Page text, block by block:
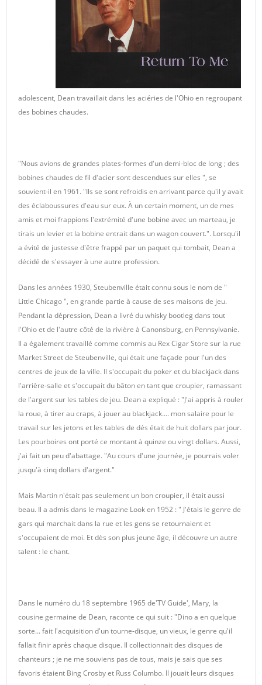
adolescent, Dean travaillait dans les aciéries de l'Ohio en regroupant
des bobines chaudes.
"Nous avions de grandes plates-formes d'un demi-bloc de long ; des
bobines chaudes de fil d'acier sont descendues sur elles ", se
souvient-il en 1961. "Ils se sont refroidis en arrivant parce qu'il y avait
des éclaboussures d'eau sur eux. À un certain moment, un de mes
amis et moi frappions l'extrémité d'une bobine avec un marteau, je
tirais un levier et la bobine entrait dans un wagon couvert.". Lorsqu'il
a évité de justesse d'être frappé par un paquet qui tombait, Dean a
décidé de s'essayer à une autre profession.
Dans les années 1930, Steubenville était connu sous le nom de "
Little Chicago ", en grande partie à cause de ses maisons de jeu.
Pendant la dépression, Dean a livré du whisky bootleg dans tout
l'Ohio et de l'autre côté de la rivière à Canonsburg, en Pennsylvanie.
Il a également travaillé comme commis au Rex Cigar Store sur la rue
Market Street de Steubenville, qui était une façade pour l'un des
centres de jeux de la ville. Il s'occupait du poker et du blackjack dans
l'arrière-salle et s'occupait du bâton en tant que croupier, ramassant
de l'argent sur les tables de jeu. Dean a expliqué : "J'ai appris à rouler
la roue, à tirer au craps, à jouer au blackjack.... mon salaire pour le
travail sur les jetons et les tables de dés était de huit dollars par jour.
Les pourboires ont porté ce montant à quinze ou vingt dollars. Aussi,
j'ai fait un peu d'abattage. "Au cours d'une journée, je pourrais voler
jusqu'à cinq dollars d'argent."
Mais Martin n'était pas seulement un bon croupier, il était aussi
beau. Il a admis dans le magazine Look en 1952 : " J'étais le genre de
gars qui marchait dans la rue et les gens se retournaient et
s'occupaient de moi. Et dès son plus jeune âge, il découvre un autre
talent : le chant.
Dans le numéro du 18 septembre 1965 de'TV Guide', Mary, la
cousine germaine de Dean, raconte ce qui suit : "Dino a en quelque
sorte... fait l'acquisition d'un tourne-disque, un vieux, le genre qu'il
fallait finir après chaque disque. Il collectionnait des disques de
chanteurs ; je ne me souviens pas de tous, mais je sais que ses
favoris étaient Bing Crosby et Russ Columbo. Il jouait leurs disques